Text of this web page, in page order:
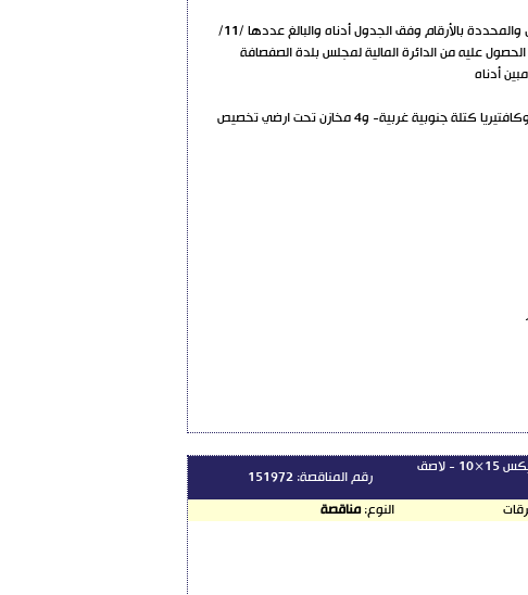
يعلن مجلس بلدة الصفصافة عن إجراء مزايدة علنية لاستثمار عدد من المقاسم الواقعة في الكتل الشمالية والجنوبية من مقاسم سوق الهال والمحددة بالأرقام وفق الجدول أدناه والبالغ عددها /11/
الحصول عليه من الدائرة المالية لمجلس بلدة الصفصافة
رقم المحل المحل رقم /3/ كتلة شمالية غربية- والمحلات/3+4/ ومن /6/ الى /12 /كتلة جنوبية غربية والمحل /16/ كتلة جنوبية غربية –وكافتيريا كتلة جنوبية غربية- و4 مخازن تحت ارضي تخصيص
تقديم بلاستر 5×5- بلاستر 7.5×5- بلاستر 2.5×5 – لاصق ميفيكس 10×10- لاصق ميفيكس 15×10 - لاصق
رقم المناقصة:
النوع:مناقصة